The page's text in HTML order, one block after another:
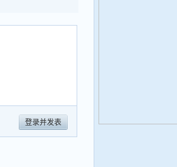
登录并发表